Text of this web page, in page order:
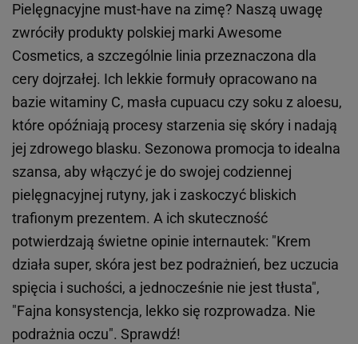
Pielęgnacyjne must-have na zimę? Naszą uwagę
zwróciły produkty polskiej marki Awesome
Cosmetics, a szczególnie linia przeznaczona dla
cery dojrzałej. Ich lekkie formuły opracowano na
bazie witaminy C, masła cupuacu czy soku z aloesu,
które opóźniają procesy starzenia się skóry i nadają
jej zdrowego blasku. Sezonowa promocja to idealna
szansa, aby włączyć je do swojej codziennej
pielęgnacyjnej rutyny, jak i zaskoczyć bliskich
trafionym prezentem. A ich skuteczność
potwierdzają świetne opinie internautek: "Krem
działa super, skóra jest bez podrażnień, bez uczucia
spięcia i suchości, a jednocześnie nie jest tłusta",
"Fajna konsystencja, lekko się rozprowadza. Nie
podrażnia oczu". Sprawdź!